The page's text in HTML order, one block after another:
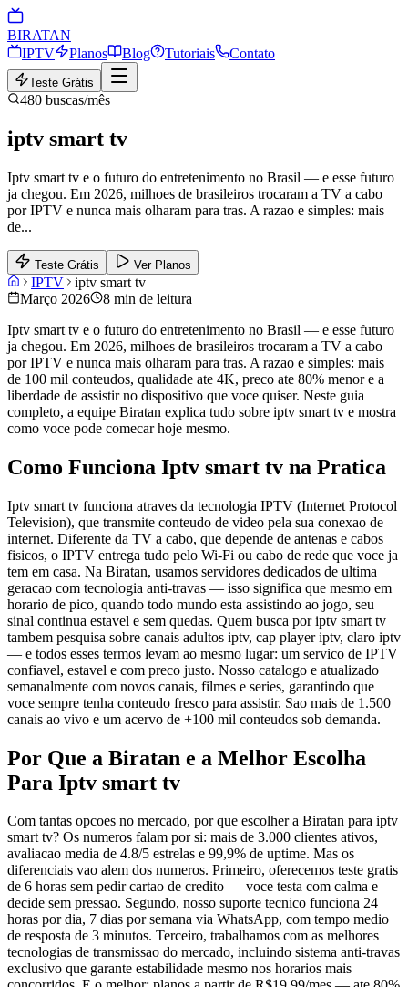
BIRATAN
IPTV
Planos Blog Tutoriais Contato
Teste Grátis
480 buscas/mês
iptv smart tv
Iptv smart tv e o futuro do entretenimento no Brasil — e esse futuro
ja chegou. Em 2026, milhoes de brasileiros trocaram a TV a cabo
por IPTV e nunca mais olharam para tras. A razao e simples: mais
de...
Teste Grátis Ver Planos
IPTV
iptv smart tv
Março 2026
8 min de leitura
Iptv smart tv e o futuro do entretenimento no Brasil — e esse futuro
ja chegou. Em 2026, milhoes de brasileiros trocaram a TV a cabo
por IPTV e nunca mais olharam para tras. A razao e simples: mais
de 100 mil conteudos, qualidade ate 4K, preco ate 80% menor e a
liberdade de assistir no dispositivo que voce quiser. Neste guia
completo, a equipe Biratan explica tudo sobre iptv smart tv e mostra
como voce pode comecar hoje mesmo.
Como Funciona Iptv smart tv na Pratica
Iptv smart tv funciona atraves da tecnologia IPTV (Internet Protocol
Television), que transmite conteudo de video pela sua conexao de
internet. Diferente da TV a cabo, que depende de antenas e cabos
fisicos, o IPTV entrega tudo pelo Wi-Fi ou cabo de rede que voce ja
tem em casa. Na Biratan, usamos servidores dedicados de ultima
geracao com tecnologia anti-travas — isso significa que mesmo em
horario de pico, quando todo mundo esta assistindo ao jogo, seu
sinal continua estavel e sem quedas. Quem busca por iptv smart tv
tambem pesquisa sobre canais adultos iptv, cap player iptv, claro iptv
— e todos esses termos levam ao mesmo lugar: um servico de IPTV
confiavel, estavel e com preco justo. Nosso catalogo e atualizado
semanalmente com novos canais, filmes e series, garantindo que
voce sempre tenha conteudo fresco para assistir. Sao mais de 1.500
canais ao vivo e um acervo de +100 mil conteudos sob demanda.
Por Que a Biratan e a Melhor Escolha
Para Iptv smart tv
Com tantas opcoes no mercado, por que escolher a Biratan para iptv
smart tv? Os numeros falam por si: mais de 3.000 clientes ativos,
avaliacao media de 4.8/5 estrelas e 99,9% de uptime. Mas os
diferenciais vao alem dos numeros. Primeiro, oferecemos teste gratis
de 6 horas sem pedir cartao de credito — voce testa com calma e
decide sem pressao. Segundo, nosso suporte tecnico funciona 24
horas por dia, 7 dias por semana via WhatsApp, com tempo medio
de resposta de 3 minutos. Terceiro, trabalhamos com as melhores
tecnologias de transmissao do mercado, incluindo sistema anti-travas
exclusivo que garante estabilidade mesmo nos horarios mais